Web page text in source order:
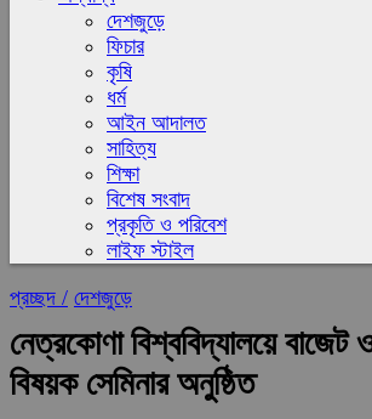
দেশজুড়ে
ফিচার
কৃষি
ধর্ম
আইন আদালত
সাহিত্য
শিক্ষা
বিশেষ সংবাদ
প্রকৃতি ও পরিবেশ
লাইফ স্টাইল
প্রচ্ছদ / দেশজুড়ে
নেত্রকোণা বিশ্ববিদ্যালয়ে বাজেট
বিষয়ক সেমিনার অনুষ্ঠিত